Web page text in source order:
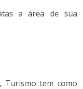
a área de sua
Turismo tem como